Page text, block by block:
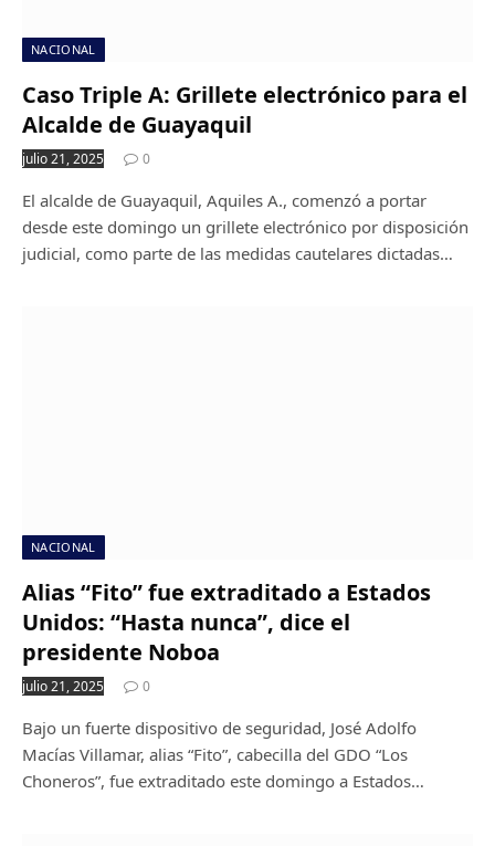
NACIONAL
Caso Triple A: Grillete electrónico para el
Alcalde de Guayaquil
julio 21, 2025 0
El alcalde de Guayaquil, Aquiles A., comenzó a portar
desde este domingo un grillete electrónico por disposición
judicial, como parte de las medidas cautelares dictadas…
NACIONAL
Alias “Fito” fue extraditado a Estados
Unidos: “Hasta nunca”, dice el
presidente Noboa
julio 21, 2025 0
Bajo un fuerte dispositivo de seguridad, José Adolfo
Macías Villamar, alias “Fito”, cabecilla del GDO “Los
Choneros”, fue extraditado este domingo a Estados…